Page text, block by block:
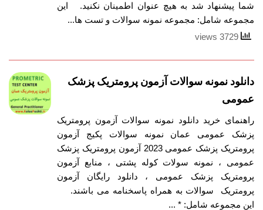
شما پیشنهاد شد به هیچ عنوان اطمینان نکنید. این
مجموعه شامل: مجموعه نمونه سوالات و تست ها...
دانلود نمونه سوالات آزمون پرومتریک پزشک
عمومی
راهنمای خرید دانلود نمونه سوالات آزمون پرومتریک
پزشک عمومی عمان نمونه سوالات پکیج آزمون
پرومتریک پزشک عمومی 2023 آزمون پرومتریک پزشک
عمومی ، نمونه سولات کوله پشتی ، منابع آزمون
پرومتریک پزشک عمومی ، دانلود رایگان آزمون
پرومتریک سوالات به همراه پاسخنامه می باشند.
این مجموعه شامل: * ...